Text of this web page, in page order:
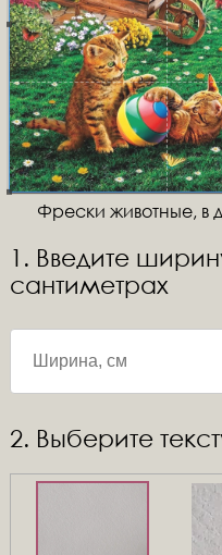
Фрески животные, в
1. Введите
сантиметрах
2. Выберите